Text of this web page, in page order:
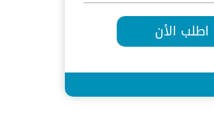
اطلب الأن